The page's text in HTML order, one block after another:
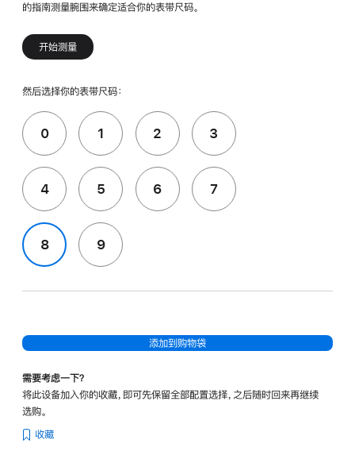
的指南测量腕围来确定适合你的表带尺码。
开始测量
然后选择你的表带尺码：
0 1 2 3
4 5 6 7
8 9
添加到购物袋
需要考虑一下？
将此设备加入你的收藏，即可先保留全部配置选择，之后随时回来再继续
选购。
收藏